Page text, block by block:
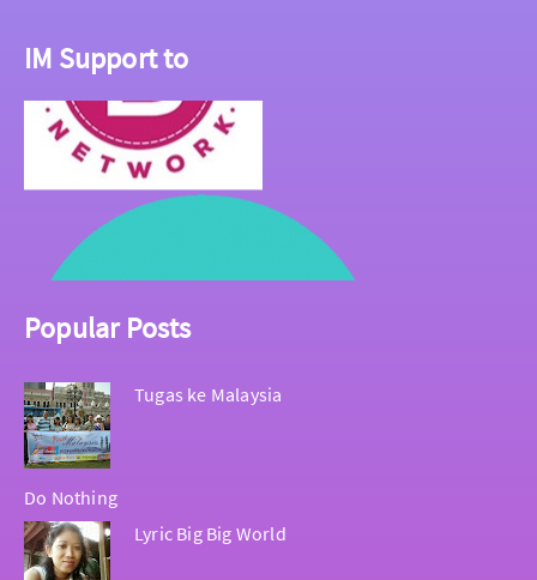
IM Support to
Popular Posts
Tugas ke Malaysia
Do Nothing
Lyric Big Big World